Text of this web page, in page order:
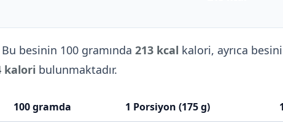
Bu besinin 100 gramında 213 kcal kalori, ayrıca
kalori bulunmaktadır.
100 gramda 1 Porsiyon (175 g)